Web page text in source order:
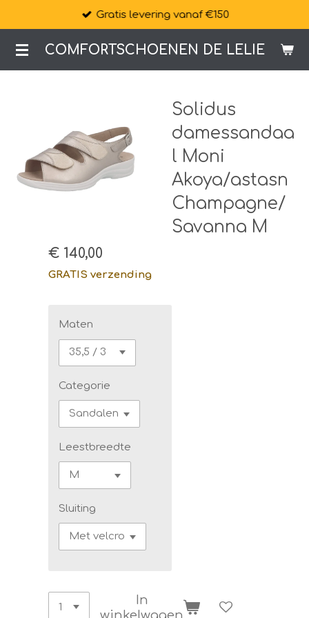
naar
de
COMFORTSCHOENEN DE LELIE
Gratis levering vanaf €150
Solidus
damessandaa
l Moni
Akoya/astasn
Champagne/
Savanna M
€ 140,00
GRATIS verzending
Maten
Categorie
Leestbreedte
Sluiting
In
winkelwagen